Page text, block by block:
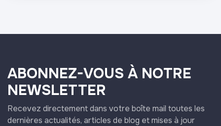
ABONNEZ-VOUS À NOTRE
NEWSLETTER
Recevez directement dans votre boîte mail toutes les
dernières actualités, articles de blog et mises à jour